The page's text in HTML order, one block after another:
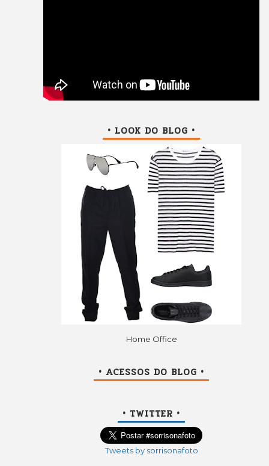
• LOOK DO BLOG •
Home Office
• ACESSOS DO BLOG •
• TWITTER •
Tweets by sorrisonafoto